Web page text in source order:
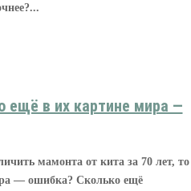
ещё в их картине мира —
мамонта от кита за 70 лет, то
— ошибка? Сколько ещё